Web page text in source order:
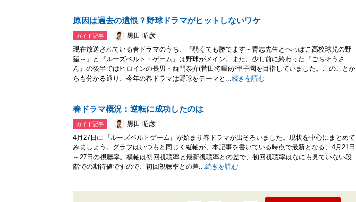
原因は過去の遺恨？野球ドラマがヒットしないワケ
ガイド記事
黒田 昭彦
現在放送されている春ドラマのうち、『弱くても勝てます～青志先生とへっぽこ高校球児の野
望～』と『ルーズベルト・ゲーム』は野球がメイン。また、少し前に終わった『ごちそうさ
ん』の後半ではヒロインの長男・西門泰介(菅田将暉)が甲子園を目指していました。このことか
らも分かる通り、今年の春ドラマは野球をテーマと...続きを読む
春ドラマ概況：逆転に成功したのは
ガイド記事
黒田 昭彦
4月27日に『ルーズベルトゲーム』が始まり春ドラマが出そろいました。現状を中心にまとめて
みましょう。グラフはいつもと同じく縦軸が、本記事を書いている時点で最新となる、4月21日
～27日の視聴率。横軸は初回視聴率と最新視聴率との差で、初回視聴率はなにも見ていない段
階での期待値ですので、初回視聴率との差...続きを読む